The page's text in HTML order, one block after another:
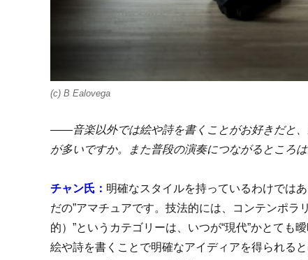
(c) B Ealovega
――音楽以外では絵や詩を書くことがお好きだと
が多いですか。また普段の演奏につながるところは
チャン氏： 明確なスタイルを持っているわけでは
だの”アマチュアです。技法的には、コンテンポ
的）”というカテゴリーは、いつが“現代”かとても
絵や詩を書くことで明確なアイディアを得られる